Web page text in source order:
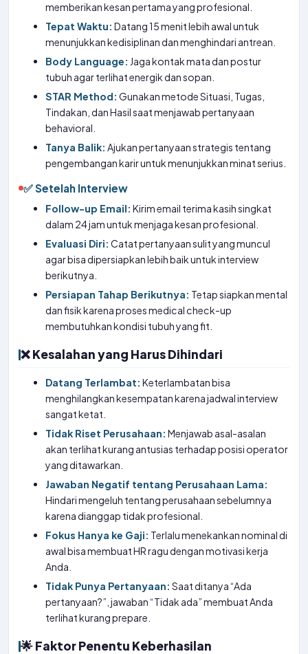
memberikan kesan pertama yang profesional.
Tepat Waktu: Datang 15 menit lebih awal untuk
menunjukkan kedisiplinan dan menghindari antrean.
Body Language: Jaga kontak mata dan postur
tubuh agar terlihat energik dan sopan.
STAR Method: Gunakan metode Situasi, Tugas,
Tindakan, dan Hasil saat menjawab pertanyaan
behavioral.
Tanya Balik: Ajukan pertanyaan strategis tentang
pengembangan karir untuk menunjukkan minat serius.
✅ Setelah Interview
Follow-up Email: Kirim email terima kasih singkat
dalam 24 jam untuk menjaga kesan profesional.
Evaluasi Diri: Catat pertanyaan sulit yang muncul
agar bisa dipersiapkan lebih baik untuk interview
berikutnya.
Persiapan Tahap Berikutnya: Tetap siapkan mental
dan fisik karena proses medical check-up
membutuhkan kondisi tubuh yang fit.
❌ Kesalahan yang Harus Dihindari
Datang Terlambat: Keterlambatan bisa
menghilangkan kesempatan karena jadwal interview
sangat ketat.
Tidak Riset Perusahaan: Menjawab asal-asalan
akan terlihat kurang antusias terhadap posisi operator
yang ditawarkan.
Jawaban Negatif tentang Perusahaan Lama:
Hindari mengeluh tentang perusahaan sebelumnya
karena dianggap tidak profesional.
Fokus Hanya ke Gaji: Terlalu menekankan nominal di
awal bisa membuat HR ragu dengan motivasi kerja
Anda.
Tidak Punya Pertanyaan: Saat ditanya “Ada
pertanyaan?”, jawaban “Tidak ada” membuat Anda
terlihat kurang prepare.
🌟 Faktor Penentu Keberhasilan